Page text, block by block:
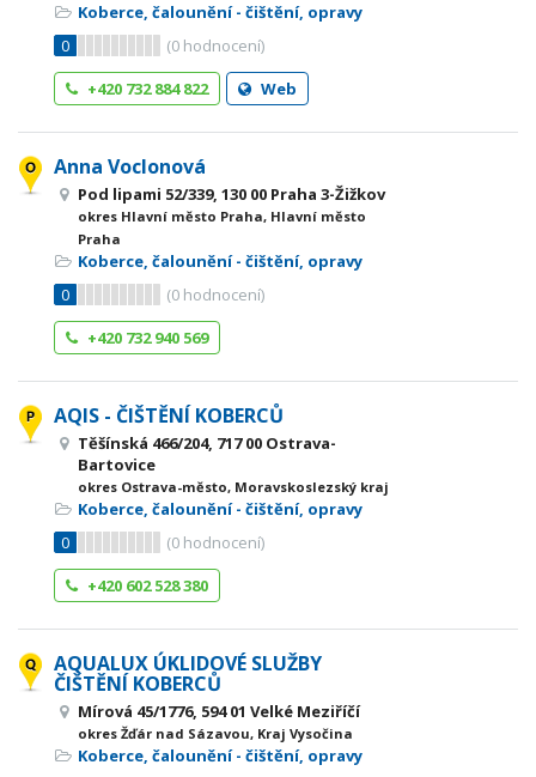
Koberce, čalounění - čištění, opravy
0
(0 hodnocení)
+420 732 884 822
Web
Anna Voclonová
Pod lipami 52/339, 130 00 Praha 3-Žižkov
okres Hlavní město Praha, Hlavní město
Praha
Koberce, čalounění - čištění, opravy
0
(0 hodnocení)
+420 732 940 569
AQIS - ČIŠTĚNÍ KOBERCŮ
Těšínská 466/204, 717 00 Ostrava-
Bartovice
okres Ostrava-město, Moravskoslezský kraj
Koberce, čalounění - čištění, opravy
0
(0 hodnocení)
+420 602 528 380
AQUALUX ÚKLIDOVÉ SLUŽBY
ČIŠTĚNÍ KOBERCŮ
Mírová 45/1776, 594 01 Velké Meziříčí
okres Žďár nad Sázavou, Kraj Vysočina
Koberce, čalounění - čištění, opravy